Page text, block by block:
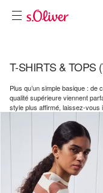
T-SHIRTS & TOPS
Plus qu’un simple basique :
qualité supérieure viennent
style plus affirmé, laissez-vous